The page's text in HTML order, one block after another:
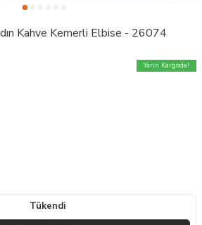
Kahve Kemerli Elbise - 26074
Yarın Kargoda!
Tükendi